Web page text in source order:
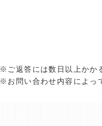
※ご返答には数日以上かか
※お問い合わせ内容によっ